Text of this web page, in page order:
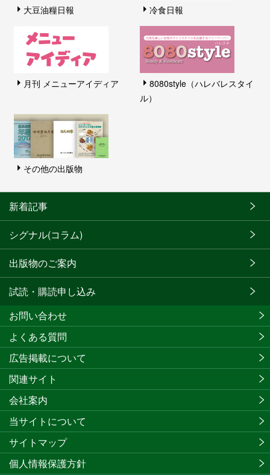
大豆油糧日報 冷食日報
月刊 メニューアイディア
8080style（ハレバレスタイ
ル）
その他の出版物
新着記事
シグナル(コラム)
出版物のご案内
試読・購読申し込み
お問い合わせ
よくある質問
広告掲載について
関連サイト
会社案内
当サイトについて
サイトマップ
個人情報保護方針